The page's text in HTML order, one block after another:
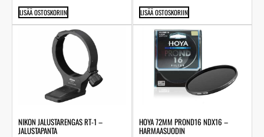
LISÄÄ OSTOSKORIIN LISÄÄ OSTOSKORIIN
NIKON JALUSTARENGAS RT-1 –
JALUSTAPANTA
HOYA 72MM PROND16 NDX16 –
HARMAASUODIN